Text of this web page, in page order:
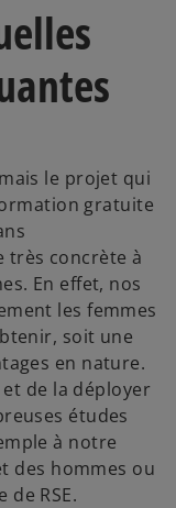
le projet qui
gratuite
très concrète à
En effet, nos
les femmes
soit une
en nature.
de la déployer
études
à notre
des hommes ou
de RSE.